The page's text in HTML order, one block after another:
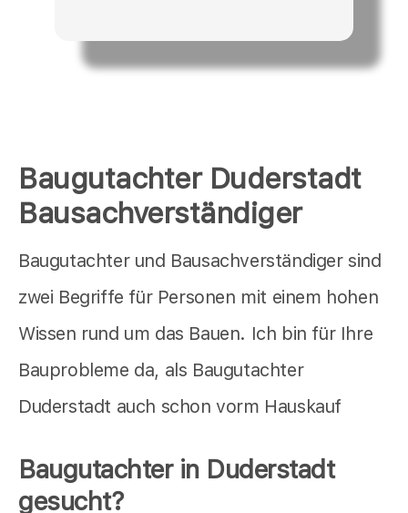
Baugutachter Duderstadt
Bausachverständiger
Baugutachter und Bausachverständiger sind
zwei Begriffe für Personen mit einem hohen
Wissen rund um das Bauen. Ich bin für Ihre
Bauprobleme da, als Baugutachter
Duderstadt auch schon vorm Hauskauf
Baugutachter in Duderstadt
gesucht?